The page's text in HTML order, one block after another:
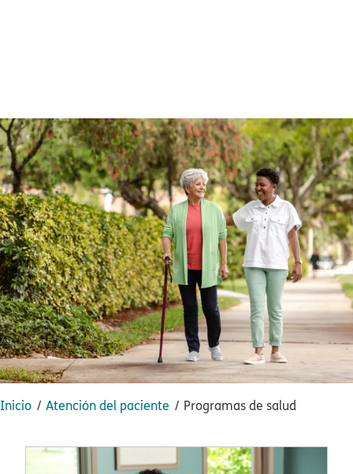
Inicio​​ Atención del paciente​​ Programas de salud​​